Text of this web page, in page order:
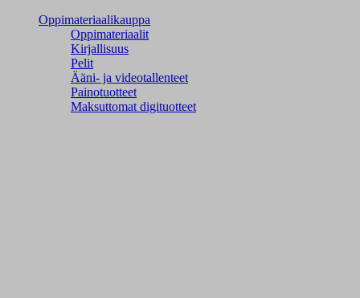
Oppimateriaalikauppa
Oppimateriaalit
Kirjallisuus
Pelit
Ääni- ja videotallenteet
Painotuotteet
Maksuttomat digituotteet